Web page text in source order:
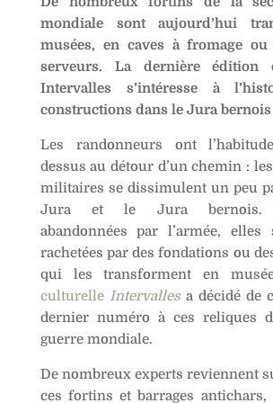
mondiale sont aujourd’hui
musées, en caves à fromage
serveurs. La dernière édition
Intervalles s’intéresse à
constructions dans le Jura
Les randonneurs ont
dessus au détour d’un chemin :
militaires se dissimulent un peu
Jura et le Jura bernois.
abandonnées par l’armée, elles
rachetées par des fondations ou
qui les transforment en
culturelleIntervallesa décidé de
dernier numéro à ces reliques
guerre mondiale.
De nombreux experts reviennent
ces fortins et barrages